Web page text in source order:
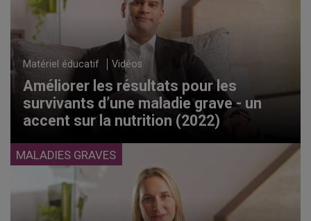
Matériel éducatif Vidéos
Améliorer les résultats pour les
survivants d’une maladie grave - un
accent sur la nutrition (2022)
MALADIES GRAVES